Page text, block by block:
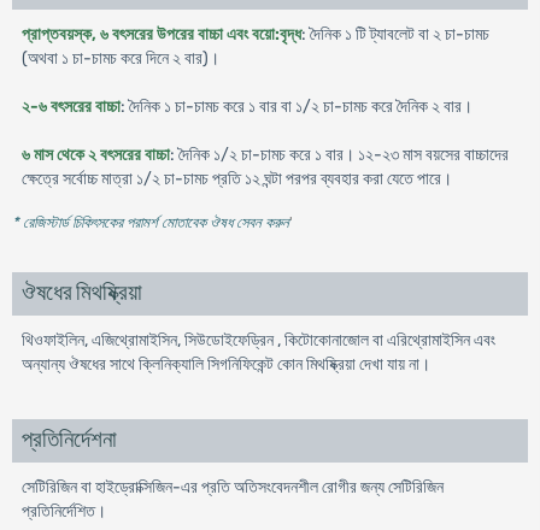
প্রাপ্তবয়স্ক, ৬ বৎসরের উপরের বাচ্চা এবং বয়ো:বৃদ্ধ: দৈনিক ১ টি ট্যাবলেট বা ২ চা-চামচ
(অথবা ১ চা-চামচ করে দিনে ২ বার)।
২-৬ বৎসরের বাচ্চা: দৈনিক ১ চা-চামচ করে ১ বার বা ১/২ চা-চামচ করে দৈনিক ২ বার।
৬ মাস থেকে ২ বৎসরের বাচ্চা: দৈনিক ১/২ চা-চামচ করে ১ বার। ১২-২৩ মাস বয়সের বাচ্চাদের
ক্ষেত্রে সর্বোচ্চ মাত্রা ১/২ চা-চামচ প্রতি ১২ ঘন্টা পরপর ব্যবহার করা যেতে পারে।
* রেজিস্টার্ড চিকিৎসকের পরামর্শ মোতাবেক ঔষধ সেবন করুন'
ঔষধের মিথষ্ক্রিয়া
থিওফাইলিন, এজিথ্রোমাইসিন, সিউডোইফেড্রিন , কিটোকোনাজোল বা এরিথ্রোমাইসিন এবং
অন্যান্য ঔষধের সাথে ক্লিনিক্যালি সিগনিফিকেন্ট কোন মিথষ্ক্রিয়া দেখা যায় না।
প্রতিনির্দেশনা
সেটিরিজিন বা হাইড্রোক্সিজিন-এর প্রতি অতিসংবেদনশীল রোগীর জন্য সেটিরিজিন
প্রতিনির্দেশিত।